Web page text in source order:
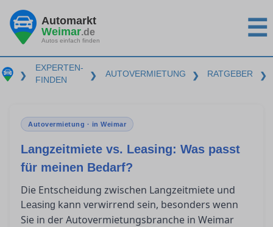
Automarkt
Weimar.de
Autos einfach finden ☰
❯
EXPERTEN-
FINDEN
❯ AUTOVERMIETUNG ❯ RATGEBER ❯
Autovermietung · in Weimar
Langzeitmiete vs. Leasing: Was passt
für meinen Bedarf?
Die Entscheidung zwischen Langzeitmiete und
Leasing kann verwirrend sein, besonders wenn
Sie in der Autovermietungsbranche in Weimar